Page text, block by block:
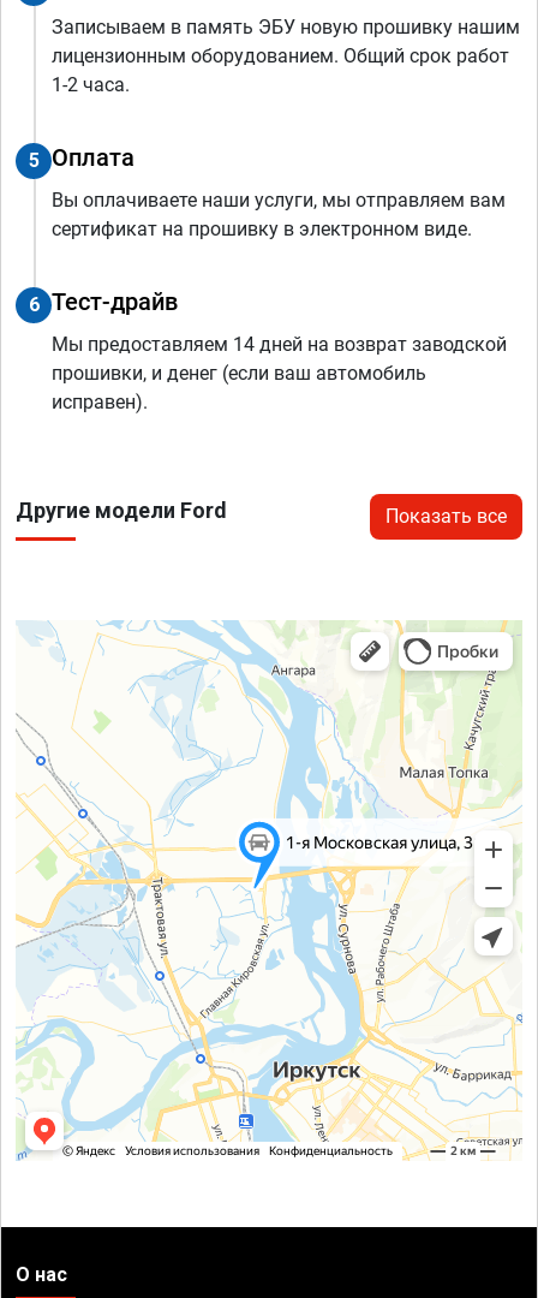
Записываем в память ЭБУ новую прошивку нашим
лицензионным оборудованием. Общий срок работ
1-2 часа.
5 Оплата
Вы оплачиваете наши услуги, мы отправляем вам
сертификат на прошивку в электронном виде.
6 Тест-драйв
Мы предоставляем 14 дней на возврат заводской
прошивки, и денег (если ваш автомобиль
исправен).
Другие модели Ford Показать все
О нас